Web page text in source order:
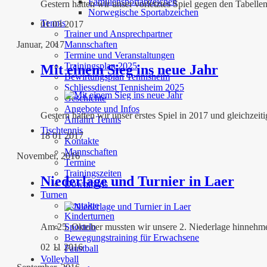
Norwegische Sportabzeichen
Tennis
Trainer und Ansprechpartner
Mannschaften
Termine und Veranstaltungen
Trainingsplan 2025
Bewirtungsplan Tennisheim
Schliessdienst Tennisheim 2025
Geschichte
Angebote und Infos
Anfahrt Tennis
Tischtennis
Kontakte
Mannschaften
Termine
Trainingszeiten
Downloads
Turnen
Kontakte
Kinderturnen
Sporteln
Bewegungstraining für Erwachsene
Faustball
Volleyball
Gestern hatten wir unser vorletztes Spiel gegen den
01 03 2017
Januar, 2017
Mit einem Sieg ins neue Jahr
Gestern hatten wir unser erstes Spiel in 2017 und
18 01 2017
November, 2016
Niederlage und Turnier in Laer
Am 25. Oktober mussten wir unsere 2. Niederlage
02 11 2016